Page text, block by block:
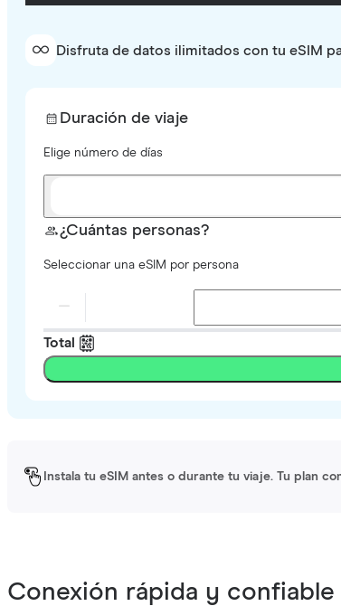
Disfruta de datos ilimitados con tu eSIM
Duración de viaje
Elige número de días
¿Cuántas personas?
Seleccionar una eSIM por persona
Total
Instala tu eSIM antes o durante tu viaje. Tu plan
Conexión rápida y confiable